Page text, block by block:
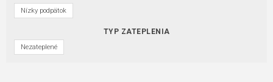
Nízky podpätok
TYP ZATEPLENIA
Nezateplené